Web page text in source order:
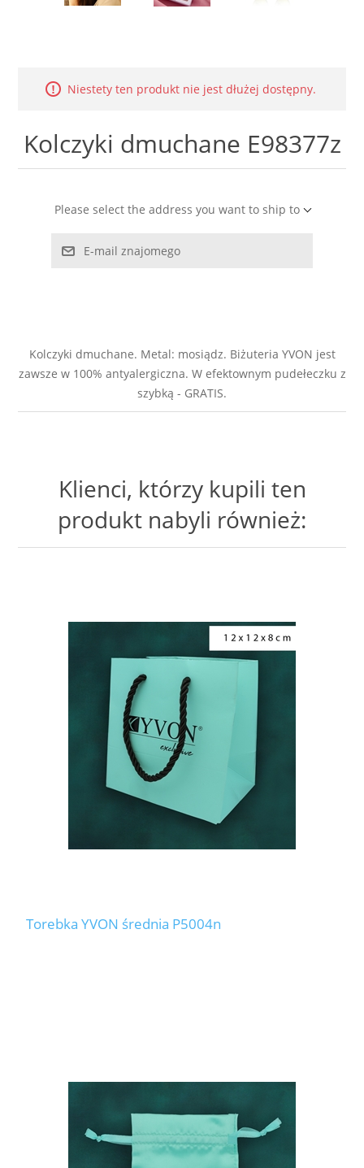
LABRADORYT
MASA PERŁOWA
RODOCHROZYT
Niestety ten produkt nie jest dłużej dostępny.
Kolczyki dmuchane E98377z
Please select the address you want to ship to
E-mail znajomego
Kolczyki dmuchane. Metal: mosiądz. Biżuteria YVON jest
zawsze w 100% antyalergiczna. W efektownym pudełeczku z
szybką - GRATIS.
Klienci, którzy kupili ten
produkt nabyli również:
Torebka YVON średnia P5004n